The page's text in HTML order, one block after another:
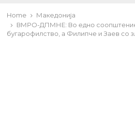
Home
Македонија
ВМРО-ДПМНЕ: Во едно соопштение
бугарофилство, а Филипче и Заев со